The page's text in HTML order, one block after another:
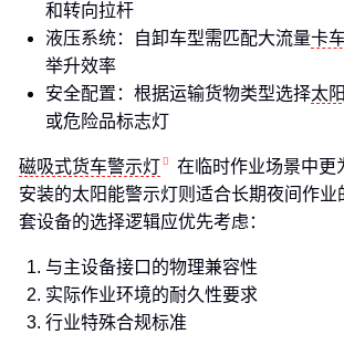
和转向拉杆
液压系统：自卸车型需匹配大流量卡
举升效率
安全配置：根据运输货物类型选择太
或危险品标志灯
磁吸式货车警示灯
在临时作业场景中更
安装的太阳能警示灯则适合长期夜间作业
套设备的选择逻辑应优先考虑：
与主设备接口的物理兼容性
实际作业环境的耐久性要求
行业特殊合规标准